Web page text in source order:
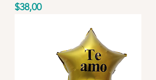
Precio
$38,00